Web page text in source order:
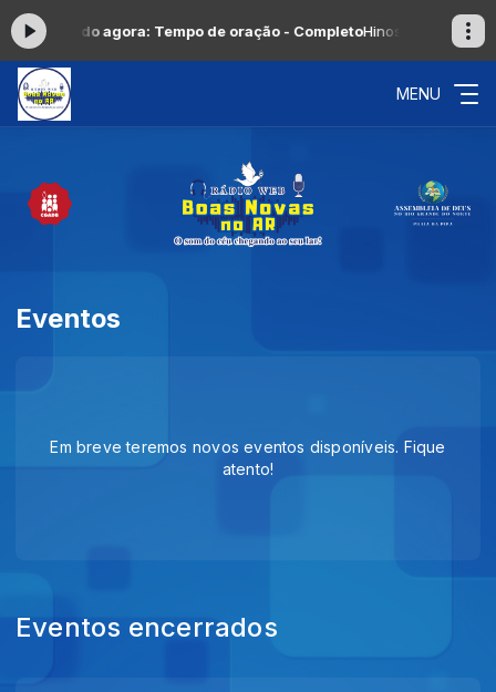
-Tocando agora: Tempo de oração - CompletoHinos
MENU
Eventos
Em breve teremos novos eventos disponíveis. Fique
atento!
Eventos encerrados